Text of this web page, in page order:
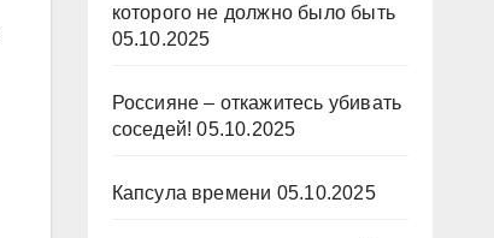
которого не должно было быть
05.10.2025
Россияне – откажитесь убивать
соседей! 05.10.2025
Капсула времени 05.10.2025